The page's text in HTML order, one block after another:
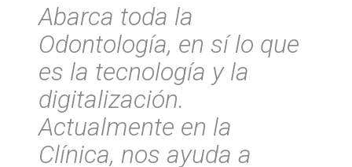
Abarca toda la
Odontología, en sí lo que
es la tecnología y la
digitalización.
Actualmente en la
Clínica, nos ayuda a